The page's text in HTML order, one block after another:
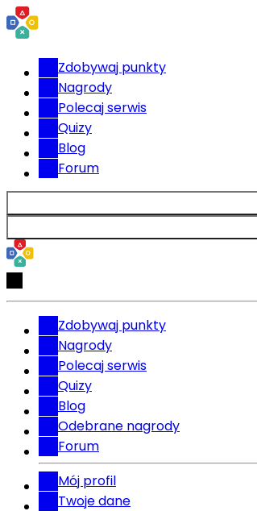
Zdobywaj punkty
Nagrody
Polecaj serwis
Quizy
Blog
Forum
Zdobywaj punkty
Nagrody
Polecaj serwis
Quizy
Blog
Odebrane nagrody
Forum
Mój profil
Twoje dane